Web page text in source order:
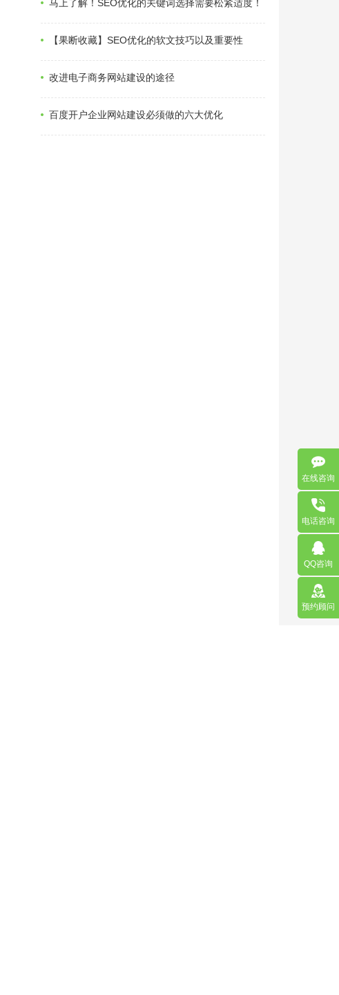
马上了解！SEO优化的关键词选择需要松紧适度！
【果断收藏】SEO优化的软文技巧以及重要性
改进电子商务网站建设的途径
百度开户企业网站建设必须做的六大优化
在线咨询
电话咨询
QQ咨询
预约顾问